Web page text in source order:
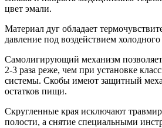
цвет эмали.
Материал дуг обладает
давление под воздействием
Самолигирующий механизм
2-3 раза реже, чем при установке
системы. Скобы имеют защитный
остатков пищи.
Скругленные края исключают
полости, а снятие специальными